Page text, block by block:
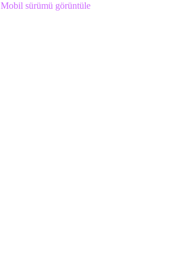
Mobil sürümü görüntüle